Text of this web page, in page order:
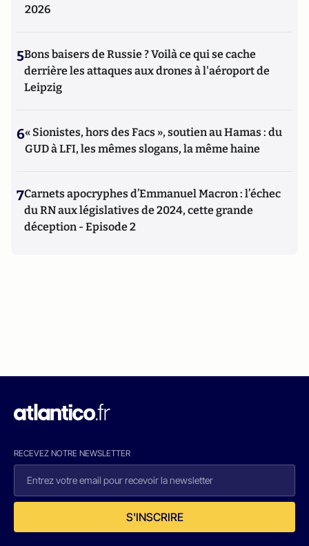
2026
5Bons baisers de Russie ? Voilà ce qui se cache
derrière les attaques aux drones à l'aéroport de
Leipzig
6« Sionistes, hors des Facs », soutien au Hamas : du
GUD à LFI, les mêmes slogans, la même haine
7Carnets apocryphes d’Emmanuel Macron : l’échec
du RN aux législatives de 2024, cette grande
déception - Episode 2
RECEVEZ NOTRE NEWSLETTER
S'INSCRIRE